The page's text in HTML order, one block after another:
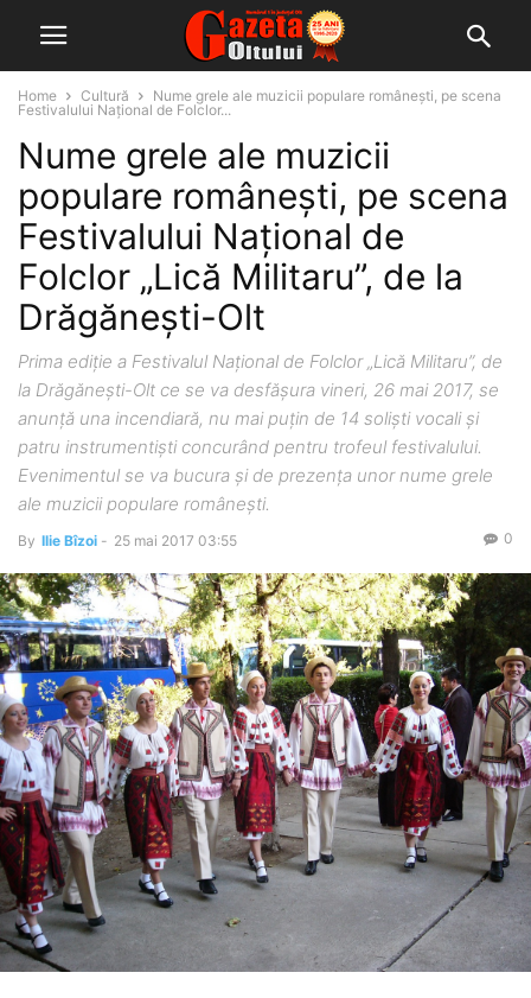
Home Cultură
Nume grele ale muzicii populare româneşti, pe scena
Festivalului Național de Folclor...
Nume grele ale muzicii
populare româneşti, pe scena
Festivalului Național de
Folclor „Lică Militaru”, de la
Drăgăneşti-Olt
Prima ediţie a Festivalul Național de Folclor „Lică Militaru”, de
la Drăgănești-Olt ce se va desfăşura vineri, 26 mai 2017, se
anunţă una incendiară, nu mai puţin de 14 solişti vocali şi
patru instrumentişti concurând pentru trofeul festivalului.
Evenimentul se va bucura şi de prezenţa unor nume grele
ale muzicii populare româneşti.
By Ilie Bîzoi - 25 mai 2017 03:55 0